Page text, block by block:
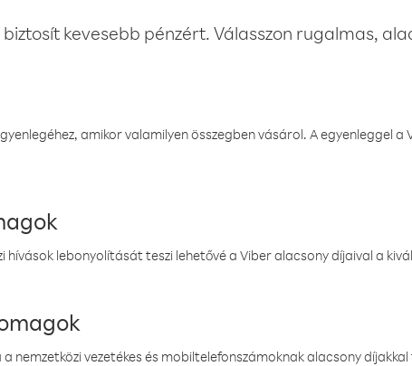
kevesebb pénzért. Válasszon rugalmas,
amikor valamilyen összegben vásárol. A egyenleggel
hívások lebonyolítását teszi lehetővé a Viber alacsony díjaival a
nemzetközi vezetékes és mobiltelefonszámoknak alacsony